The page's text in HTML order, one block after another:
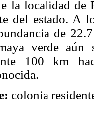
la localidad de
del estado. A
de
verde
100 km
colonia